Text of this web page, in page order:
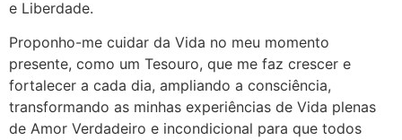
e Liberdade.
Proponho-me cuidar da Vida no meu momento
presente, como um Tesouro, que me faz crescer e
fortalecer a cada dia, ampliando a consciência,
transformando as minhas experiências de Vida plenas
de Amor Verdadeiro e incondicional para que todos